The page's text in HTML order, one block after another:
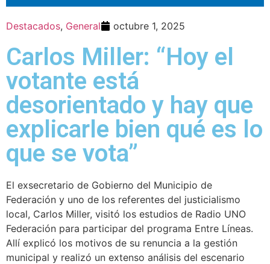
Destacados, General octubre 1, 2025
Carlos Miller: “Hoy el
votante está
desorientado y hay que
explicarle bien qué es lo
que se vota”
El exsecretario de Gobierno del Municipio de
Federación y uno de los referentes del justicialismo
local, Carlos Miller, visitó los estudios de Radio UNO
Federación para participar del programa Entre Líneas.
Allí explicó los motivos de su renuncia a la gestión
municipal y realizó un extenso análisis del escenario